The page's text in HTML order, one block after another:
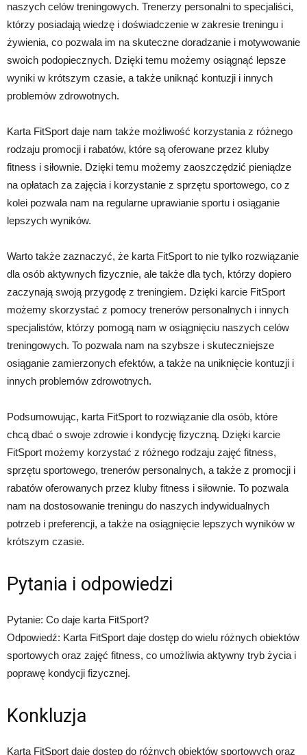
naszych celów treningowych. Trenerzy personalni to specjaliści,
którzy posiadają wiedzę i doświadczenie w zakresie treningu i
żywienia, co pozwala im na skuteczne doradzanie i motywowanie
swoich podopiecznych. Dzięki temu możemy osiągnąć lepsze
wyniki w krótszym czasie, a także uniknąć kontuzji i innych
problemów zdrowotnych.
Karta FitSport daje nam także możliwość korzystania z różnego
rodzaju promocji i rabatów, które są oferowane przez kluby
fitness i siłownie. Dzięki temu możemy zaoszczędzić pieniądze
na opłatach za zajęcia i korzystanie z sprzętu sportowego, co z
kolei pozwala nam na regularne uprawianie sportu i osiąganie
lepszych wyników.
Warto także zaznaczyć, że karta FitSport to nie tylko rozwiązanie
dla osób aktywnych fizycznie, ale także dla tych, którzy dopiero
zaczynają swoją przygodę z treningiem. Dzięki karcie FitSport
możemy skorzystać z pomocy trenerów personalnych i innych
specjalistów, którzy pomogą nam w osiągnięciu naszych celów
treningowych. To pozwala nam na szybsze i skuteczniejsze
osiąganie zamierzonych efektów, a także na uniknięcie kontuzji i
innych problemów zdrowotnych.
Podsumowując, karta FitSport to rozwiązanie dla osób, które
chcą dbać o swoje zdrowie i kondycję fizyczną. Dzięki karcie
FitSport możemy korzystać z różnego rodzaju zajęć fitness,
sprzętu sportowego, trenerów personalnych, a także z promocji i
rabatów oferowanych przez kluby fitness i siłownie. To pozwala
nam na dostosowanie treningu do naszych indywidualnych
potrzeb i preferencji, a także na osiągnięcie lepszych wyników w
krótszym czasie.
Pytania i odpowiedzi
Pytanie: Co daje karta FitSport?
Odpowiedź: Karta FitSport daje dostęp do wielu różnych obiektów
sportowych oraz zajęć fitness, co umożliwia aktywny tryb życia i
poprawę kondycji fizycznej.
Konkluzja
Karta FitSport daje dostęp do różnych obiektów sportowych oraz